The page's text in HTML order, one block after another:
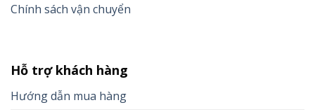
Chính sách vận chuyển
Hỗ trợ khách hàng
Hướng dẫn mua hàng